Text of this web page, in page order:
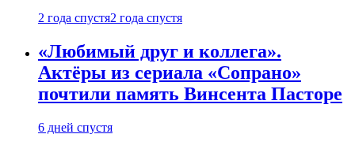
2 года спустя2 года спустя
«Любимый друг и коллега».
Актёры из сериала «Сопрано»
почтили память Винсента Пасторе
6 дней спустя